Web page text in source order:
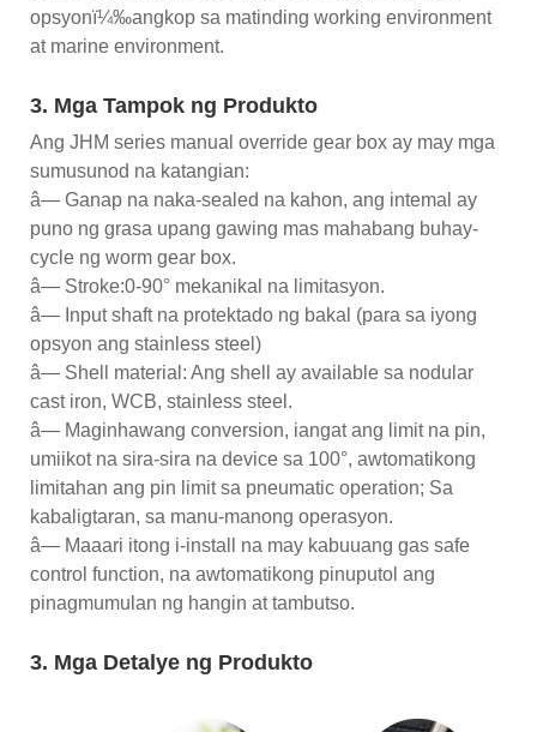
opsyonï¼‰angkop sa matinding working environment
at marine environment.
3. Mga Tampok ng Produkto
Ang JHM series manual override gear box ay may mga
sumusunod na katangian:
â— Ganap na naka-sealed na kahon, ang intemal ay
puno ng grasa upang gawing mas mahabang buhay-
cycle ng worm gear box.
â— Stroke:0-90° mekanikal na limitasyon.
â— Input shaft na protektado ng bakal (para sa iyong
opsyon ang stainless steel)
â— Shell material: Ang shell ay available sa nodular
cast iron, WCB, stainless steel.
â— Maginhawang conversion, iangat ang limit na pin,
umiikot na sira-sira na device sa 100°, awtomatikong
limitahan ang pin limit sa pneumatic operation; Sa
kabaligtaran, sa manu-manong operasyon.
â— Maaari itong i-install na may kabuuang gas safe
control function, na awtomatikong pinuputol ang
pinagmumulan ng hangin at tambutso.
3. Mga Detalye ng Produkto